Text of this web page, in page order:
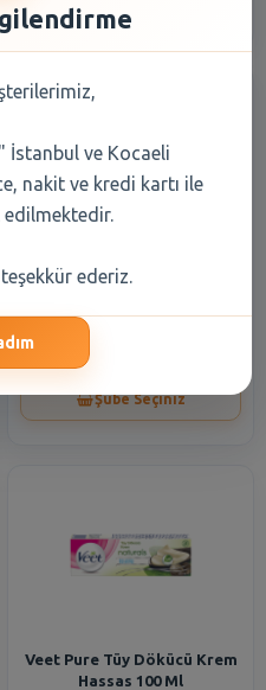
Ciltlere Özel 12li
Şube Seçiniz
Veet Pure Tüy Dökücü Krem
Hassas 100 Ml
İstanbul ve Kocaeli
nakit ve kredi kartı ile
teşekkür ederiz.